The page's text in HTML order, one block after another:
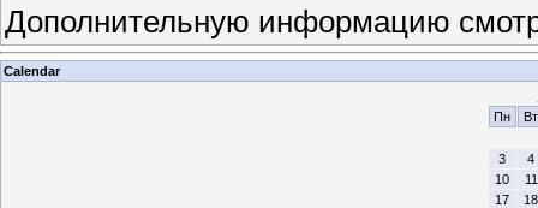
Дополнительную информацию
Calendar
Пн
Вт
3
4
10
11
17
18